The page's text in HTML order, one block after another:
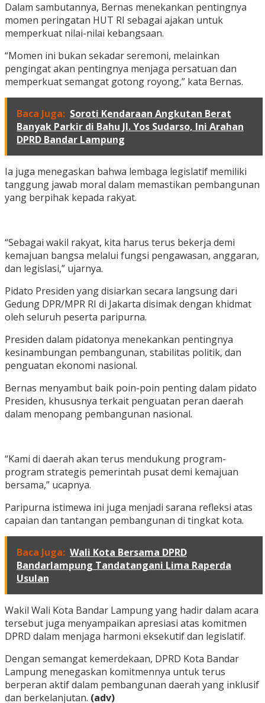
Dalam sambutannya, Bernas menekankan pentingnya
momen peringatan HUT RI sebagai ajakan untuk
memperkuat nilai-nilai kebangsaan.
“Momen ini bukan sekadar seremoni, melainkan
pengingat akan pentingnya menjaga persatuan dan
memperkuat semangat gotong royong,” kata Bernas.
Baca Juga: Soroti Kendaraan Angkutan Berat
Banyak Parkir di Bahu Jl. Yos Sudarso, Ini Arahan
DPRD Bandar Lampung
Ia juga menegaskan bahwa lembaga legislatif memiliki
tanggung jawab moral dalam memastikan pembangunan
yang berpihak kepada rakyat.
“Sebagai wakil rakyat, kita harus terus bekerja demi
kemajuan bangsa melalui fungsi pengawasan, anggaran,
dan legislasi,” ujarnya.
Pidato Presiden yang disiarkan secara langsung dari
Gedung DPR/MPR RI di Jakarta disimak dengan khidmat
oleh seluruh peserta paripurna.
Presiden dalam pidatonya menekankan pentingnya
kesinambungan pembangunan, stabilitas politik, dan
penguatan ekonomi nasional.
Bernas menyambut baik poin-poin penting dalam pidato
Presiden, khususnya terkait penguatan peran daerah
dalam menopang pembangunan nasional.
“Kami di daerah akan terus mendukung program-
program strategis pemerintah pusat demi kemajuan
bersama,” ucapnya.
Paripurna istimewa ini juga menjadi sarana refleksi atas
capaian dan tantangan pembangunan di tingkat kota.
Baca Juga: Wali Kota Bersama DPRD
Bandarlampung Tandatangani Lima Raperda
Usulan
Wakil Wali Kota Bandar Lampung yang hadir dalam acara
tersebut juga menyampaikan apresiasi atas komitmen
DPRD dalam menjaga harmoni eksekutif dan legislatif.
Dengan semangat kemerdekaan, DPRD Kota Bandar
Lampung menegaskan komitmennya untuk terus
berperan aktif dalam pembangunan daerah yang inklusif
dan berkelanjutan. (adv)